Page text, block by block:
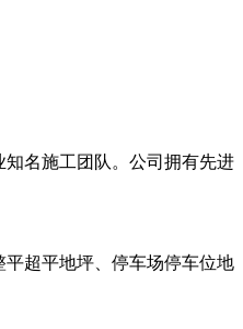
名施工团队。公司拥有先进
超平地坪、停车场停车位地